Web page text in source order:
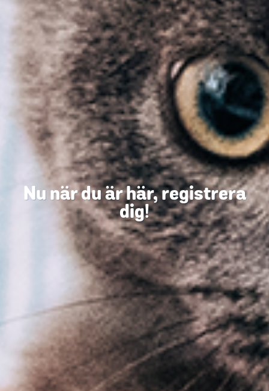
Nu när du är här, registrera
dig!